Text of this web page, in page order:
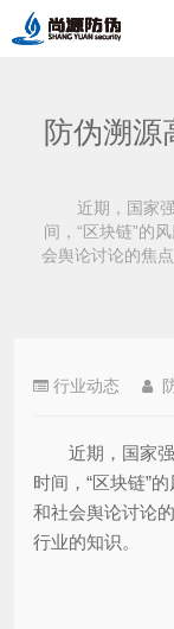
防伪溯源
近期，国家强
间，“区块链”的
会舆论讨论的焦
行业动态
近期，国家强
时间，“区块链”
和社会舆论讨论
行业的知识。